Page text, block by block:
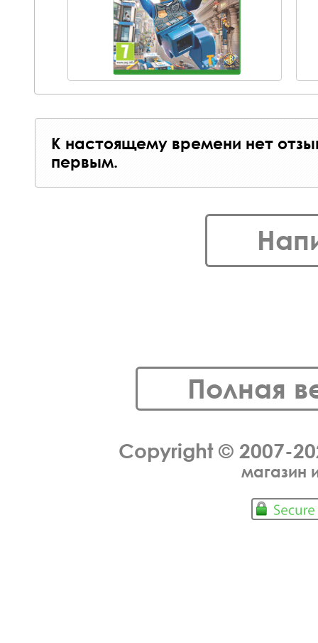
К настоящему времени нет
первым.
Полная
Copyright © 2007-
магазин